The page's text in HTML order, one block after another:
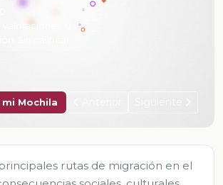
valoraciones:
Mochila
rutas de migración en el